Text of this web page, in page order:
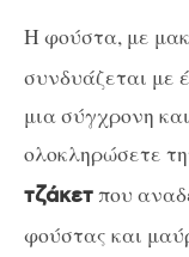
H φούστα, με
συνδυάζεται με
μια σύγχρονη
ολοκληρώσετε
τζάκετπου
φούστας και